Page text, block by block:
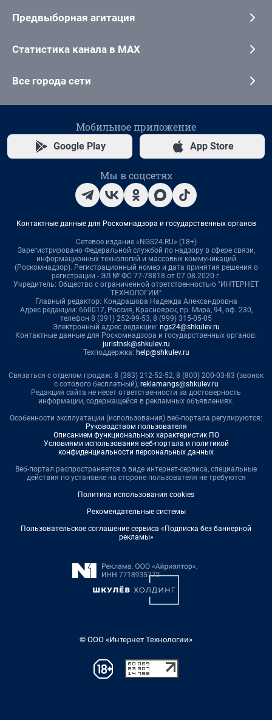
Предвыборная агитация
Статистика канала в MAX
Все города сети
Мобильное приложение
Google Play App Store
Мы в соцсетях
Контактные данные для Роскомнадзора и государственных органов
Сетевое издание «NGS24.RU» (18+)
Зарегистрировано Федеральной службой по надзору в сфере связи,
информационных технологий и массовых коммуникаций
(Роскомнадзор). Регистрационный номер и дата принятия решения о
регистрации - ЭЛ № ФС 77-78818 от 07.08.2020 г.
Учредитель: Общество с ограниченной ответственностью "ИНТЕРНЕТ
ТЕХНОЛОГИИ"
Главный редактор: Кондрашова Надежда Александровна
Адрес редакции: 660017, Россия, Красноярск, пр. Мира, 94, оф. 230,
телефон 8 (391) 252-99-53, 8 (999) 315-05-05
Электронный адрес редакции: ngs24@shkulev.ru
Контактные данные для Роскомнадзора и государственных органов:
juristnsk@shkulev.ru
Техподдержка: help@shkulev.ru
Связаться с отделом продаж: 8 (383) 212-52-52, 8 (800) 200-03-83 (звонок
с сотового бесплатный), reklamangs@shkulev.ru
Редакция сайта не несет ответственности за достоверность
информации, содержащейся в рекламных объявлениях.
Особенности эксплуатации (использования) веб-портала регулируются:
Руководством пользователя
Описанием функциональных характеристик ПО
Условиями использования веб-портала и политикой
конфиденциальности персональных данных
Веб-портал распространяется в виде интернет-сервиса, специальные
действия по установке на стороне пользователя не требуются
Политика использования cookies
Рекомендательные системы
Пользовательское соглашение сервиса «Подписка без баннерной
рекламы»
© ООО «Интернет Технологии»